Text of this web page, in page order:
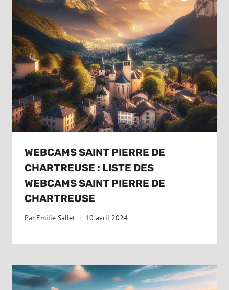
WEBCAMS SAINT PIERRE DE
CHARTREUSE : LISTE DES
WEBCAMS SAINT PIERRE DE
CHARTREUSE
Par Emilie Sallet 10 avril 2024